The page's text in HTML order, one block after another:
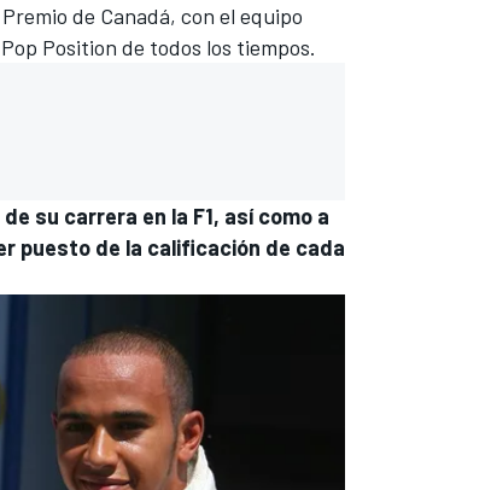
de Canadá, con el equipo
Position de todos los tiempos.
su carrera en la F1, así como a
puesto de la calificación de cada